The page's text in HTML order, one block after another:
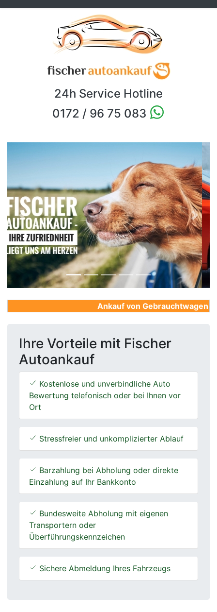
24h Service Hotline
0172 / 96 75 083
Previous Next
Ankauf von Gebrauchtwagen,
Ihre Vorteile mit Fischer
Autoankauf
Kostenlose und unverbindliche Auto
Bewertung telefonisch oder bei Ihnen vor
Ort
Stressfreier und unkomplizierter Ablauf
Barzahlung bei Abholung oder direkte
Einzahlung auf Ihr Bankkonto
Bundesweite Abholung mit eigenen
Transportern oder
Überführungskennzeichen
Sichere Abmeldung Ihres Fahrzeugs